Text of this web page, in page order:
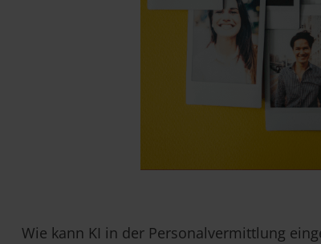
Wie kann KI in der Personalvermittlung